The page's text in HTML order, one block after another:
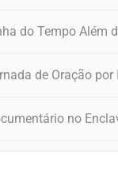
do Tempo Além
de Oração por
no